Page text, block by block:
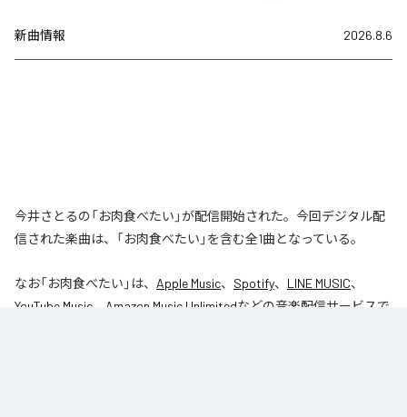
新曲情報 2026.8.6
今井さとるの「お肉食べたい」が配信開始された。今回デジタル配
信された楽曲は、「お肉食べたい」を含む全1曲となっている。
なお「お肉食べたい 」は、 Apple Music、 Spotify、 LINE MUSIC、
YouTube Music
Amazon Music Unlimitedなどの音楽配信サービスで